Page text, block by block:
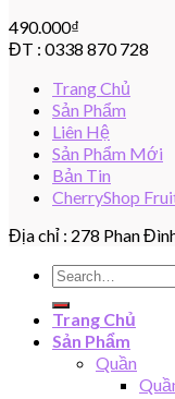
490.000₫
ĐT : 0338 870 728
Trang Chủ
Sản Phẩm
Liên Hệ
Sản Phẩm Mới
Bản Tin
CherryShop
Địa chỉ : 278 Phan
Search
for:
Trang Chủ
Sản Phẩm
Quần